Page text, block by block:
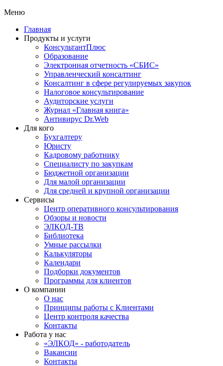
Меню
Главная
Продукты и услуги
КонсультантПлюс
Образование
Электронная отчетность «СБИС»
Управленческий консалтинг
Консалтинг в сфере регулируемых закупок
Налоговое консультирование
Аудиторские услуги
Журнал «Главная книга»
Антивирус Dr.Web
Для кого
Бухгалтеру
Юристу
Кадровому работнику
Специалисту по закупкам
Бюджетной организации
Для малой организации
Для средней и крупной организации
Сервисы
Центр оперативного консультирования
Обзоры и новости
ЭЛКОД-ТВ
Библиотека
Умные рассылки
Калькуляторы
Календари
Подборки документов
Программы для клиентов
О компании
О нас
Принципы работы с Клиентами
Центр контроля качества
Контакты
Работа у нас
«ЭЛКОД» - работодатель
Вакансии
Контакты